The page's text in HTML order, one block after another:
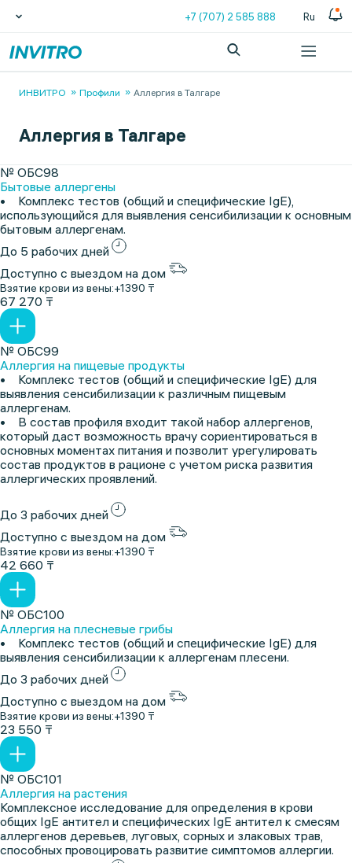
+7 (707) 2 585 888 Ru
ИНВИТРО Профили Аллергия в Талгаре
Аллергия в Талгаре
№ ОБС98
Бытовые аллергены
• Комплекс тестов (общий и специфические IgE),
использующийся для выявления сенсибилизации к основным
бытовым аллергенам.
До 5 рабочих дней
Доступно с выездом на дом
Взятие крови из вены:+1390 ₸
67 270 ₸
№ ОБС99
Аллергия на пищевые продукты
• Комплекс тестов (общий и специфические IgE) для
выявления сенсибилизации к различным пищевым
аллергенам.
• В состав профиля входит такой набор аллергенов,
который даст возможность врачу сориентироваться в
основных моментах питания и позволит урегулировать
состав продуктов в рационе с учетом риска развития
аллергических проявлений.
До 3 рабочих дней
Доступно с выездом на дом
Взятие крови из вены:+1390 ₸
42 660 ₸
№ ОБС100
Аллергия на плесневые грибы
• Комплекс тестов (общий и специфические IgE) для
выявления сенсибилизации к аллергенам плесени.
До 3 рабочих дней
Доступно с выездом на дом
Взятие крови из вены:+1390 ₸
23 550 ₸
№ ОБС101
Аллергия на растения
Комплексное исследование для определения в крови
общих IgE антител и специфических IgE антител к cмесям
аллергенов деревьев, луговых, сорных и злаковых трав,
способных провоцировать развитие симптомов аллергии.